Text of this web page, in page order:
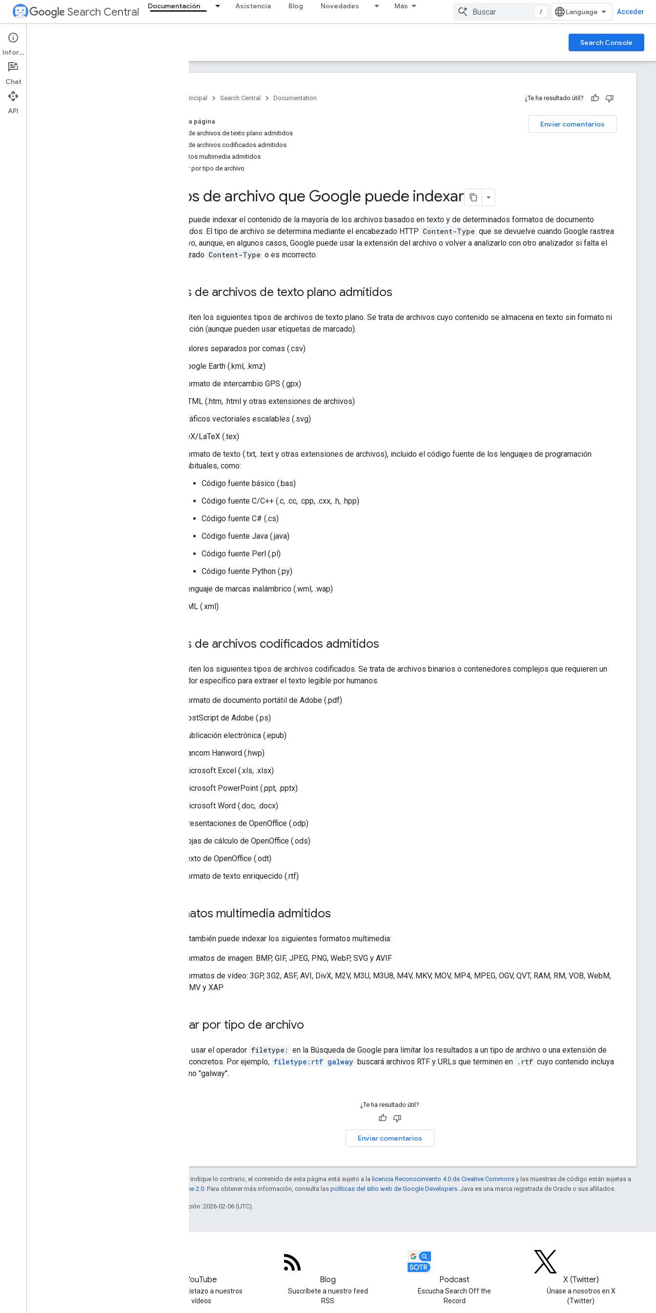
Search Central Documentación Asistencia Blog Novedades Más
/ Acceder
Documentation Search Console
Fundamentos de SEO
Página principal Search Central Documentation ¿Te ha resultado útil?
Enviar comentarios
En esta página
Tipos de archivos de texto plano admitidos
Tipos de archivos codificados admitidos
Formatos multimedia admitidos
Buscar por tipo de archivo
Tipos de archivo que Google puede indexar
Google puede indexar el contenido de la mayoría de los archivos basados en texto y de determinados formatos de documento
codificados. El tipo de archivo se determina mediante el encabezado HTTP Content-Type que se devuelve cuando Google rastrea
el archivo, aunque, en algunos casos, Google puede usar la extensión del archivo o volver a analizarlo con otro analizador si falta el
encabezado Content-Type o es incorrecto.
Tipos de archivos de texto plano admitidos
Se admiten los siguientes tipos de archivos de texto plano. Se trata de archivos cuyo contenido se almacena en texto sin formato ni
codificación (aunque pueden usar etiquetas de marcado).
Valores separados por comas (.csv)
Google Earth (.kml, .kmz)
Formato de intercambio GPS (.gpx)
HTML (.htm, .html y otras extensiones de archivos)
Gráficos vectoriales escalables (.svg)
TeX/LaTeX (.tex)
Formato de texto (.txt, .text y otras extensiones de archivos), incluido el código fuente de los lenguajes de programación
habituales, como:
Código fuente básico (.bas)
Código fuente C/C++ (.c, .cc, .cpp, .cxx, .h, .hpp)
Código fuente C# (.cs)
Código fuente Java (.java)
Código fuente Perl (.pl)
Código fuente Python (.py)
Lenguaje de marcas inalámbrico (.wml, .wap)
XML (.xml)
Tipos de archivos codificados admitidos
Se admiten los siguientes tipos de archivos codificados. Se trata de archivos binarios o contenedores complejos que requieren un
analizador específico para extraer el texto legible por humanos.
Formato de documento portátil de Adobe (.pdf)
PostScript de Adobe (.ps)
Publicación electrónica (.epub)
Hancom Hanword (.hwp)
Microsoft Excel (.xls, .xlsx)
Microsoft PowerPoint (.ppt, .pptx)
Microsoft Word (.doc, .docx)
Presentaciones de OpenOffice (.odp)
Hojas de cálculo de OpenOffice (.ods)
Texto de OpenOffice (.odt)
Formato de texto enriquecido (.rtf)
Formatos multimedia admitidos
Google también puede indexar los siguientes formatos multimedia:
Formatos de imagen: BMP, GIF, JPEG, PNG, WebP, SVG y AVIF
Formatos de vídeo: 3GP, 3G2, ASF, AVI, DivX, M2V, M3U, M3U8, M4V, MKV, MOV, MP4, MPEG, OGV, QVT, RAM, RM, VOB, WebM,
WMV y XAP
Buscar por tipo de archivo
Puedes usar el operador filetype: en la Búsqueda de Google para limitar los resultados a un tipo de archivo o una extensión de
archivo concretos. Por ejemplo, filetype:rtf galway buscará archivos RTF y URLs que terminen en .rtf cuyo contenido incluya
el término "galway".
¿Te ha resultado útil?
Enviar comentarios
A menos que se indique lo contrario, el contenido de esta página está sujeto a la licencia Reconocimiento 4.0 de Creative Commons y las muestras de código están sujetas a
licencia Apache 2.0 . Para obtener más información, consulta las políticas del sitio web de Google Developers . Java es una marca registrada de Oracle o sus afiliados.
Última actualización: 2026-02-06 (UTC).
YouTube
Echa un vistazo a nuestros
vídeos
Blog
Suscríbete a nuestro feed
RSS
Podcast
Escucha Search Off the
Record
X (Twitter)
Únase a nosotros en X
(Twitter)
Información
Chat
API